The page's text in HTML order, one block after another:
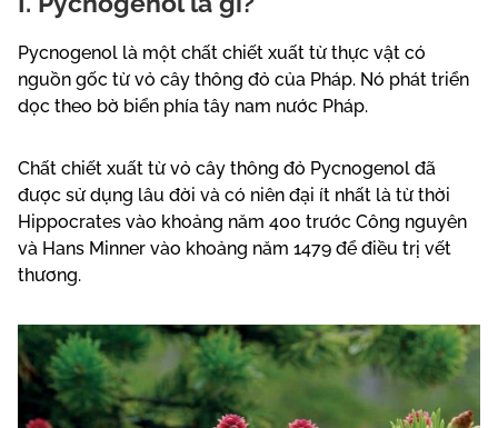
Pycnogenol là một chất chiết xuất từ ​​thực vật có
nguồn gốc từ vỏ cây thông đỏ của Pháp. Nó phát triển
dọc theo bờ biển phía tây nam nước Pháp.
Chất chiết xuất từ ​​vỏ cây thông đỏ Pycnogenol đã
được sử dụng lâu đời và có niên đại ít nhất là từ thời
Hippocrates vào khoảng năm 400 trước Công nguyên
và Hans Minner vào khoảng năm 1479 để điều trị vết
thương.